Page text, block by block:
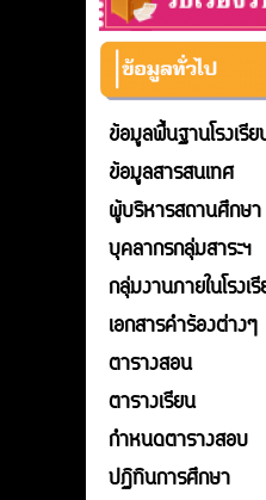
ข้อมูลพื้นฐานโรงเรีย
ข้อมูลสารสนเทศ
ผู้บริหารสถานศึกษา
บุคลากรกลุ่มสาระฯ
กลุ่มงานภายในโรงเ
เอกสารคำร้องต่างๆ
ตารางสอน
ตารางเรียน
กำหนดตารางสอบ
ปฏิทินการศึกษา